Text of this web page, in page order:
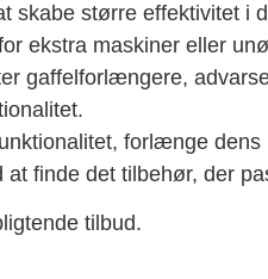
større effektivitet i
ekstra maskiner eller
gaffelforlængere,
forlænge
finde det tilbehør, der
tilbud.